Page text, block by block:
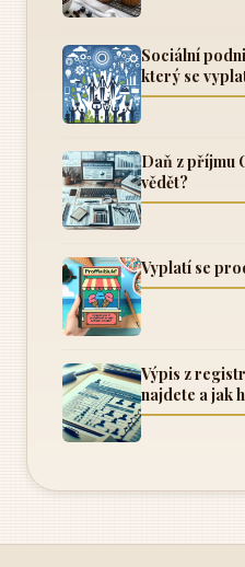
Sociální
který se
Daň z příjmu
vědět?
Vyplatí se
Výpis z
najdete a jak